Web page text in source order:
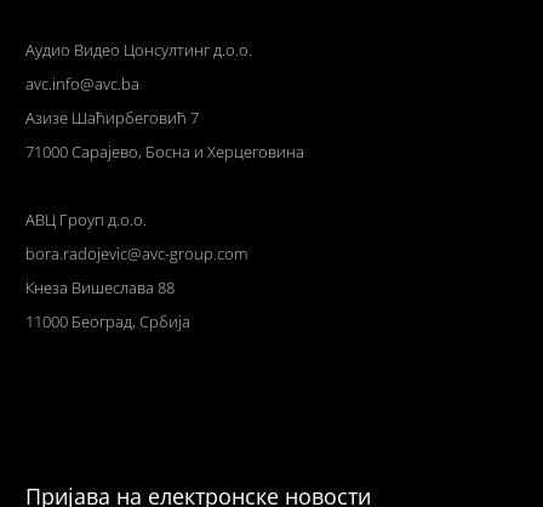
Аудио Видео Цонсултинг д.о.о.
avc.info@avc.ba
Азизе Шаћирбеговић 7
71000 Сарајево, Босна и Херцеговина
АВЦ Гроуп д.о.о.
bora.radojevic@avc-group.com
Кнеза Вишеслава 88
11000 Београд, Србија
Пријава на електронске новости